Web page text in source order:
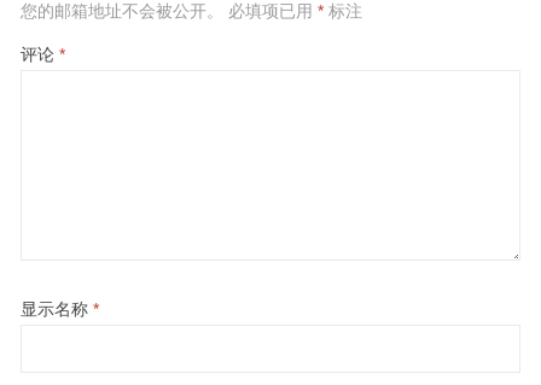
您的邮箱地址不会被公开。 必填项已用 *标注
评论 *
显示名称 *